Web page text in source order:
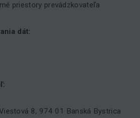
priestory prevádzkovateľa
dát:
8, 974 01 Banská Bystrica